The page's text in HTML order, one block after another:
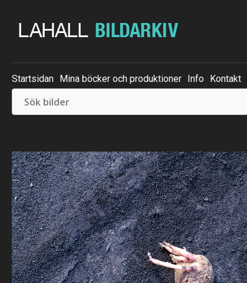
Startsidan Mina böcker och produktioner Info Kontakt